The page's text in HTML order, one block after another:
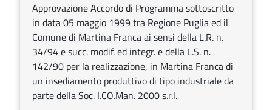
Approvazione Accordo di Programma sottoscritto
in data 05 maggio 1999 tra Regione Puglia ed il
Comune di Martina Franca ai sensi della L.R. n.
34/94 e succ. modif. ed integr. e della L.S. n.
142/90 per la realizzazione, in Martina Franca di
un insediamento produttivo di tipo industriale da
parte della Soc. I.CO.Man. 2000 s.r.l.